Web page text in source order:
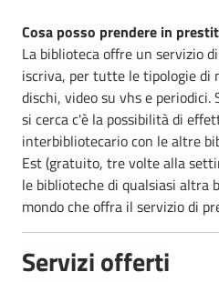
Cosa posso prendere in
La biblioteca offre un servizio
iscriva, per tutte le tipologie di
dischi, video su vhs e
si cerca c'è la possibilità di
interbibliotecario con le altre
Est (gratuito, tre volte alla
le biblioteche di qualsiasi altra
mondo che offra il servizio di
Servizi offerti